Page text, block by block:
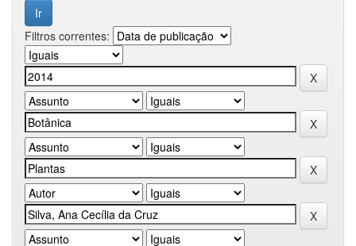
Filtros correntes: